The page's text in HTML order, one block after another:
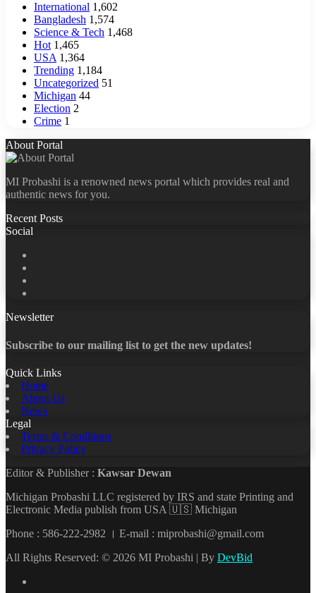
International 1,602
Bangladesh 1,574
Science & Tech 1,468
Hot 1,465
USA 1,364
Trending 1,184
Uncategorized 51
Michigan 44
Election 2
Crime 1
About Portal
MI Probashi is a renowned news portal which provides real and
authentic news for you.
Recent Posts
Social
Newsletter
Subscribe to our mailing list to get the new updates!
Quick Links
Home
About Us
News
Legal
Terms & Conditions
Privacy Policy
Editor & Publisher : Kawsar Dewan
Michigan Probashi LLC registered by IRS and state Printing and
Electronic Media publish from USA 🇺🇸 Michigan
Phone : 586-222-2982 । E-mail : miprobashi@gmail.com
All Rights Reserved: © 2026 MI Probashi | By DevBid